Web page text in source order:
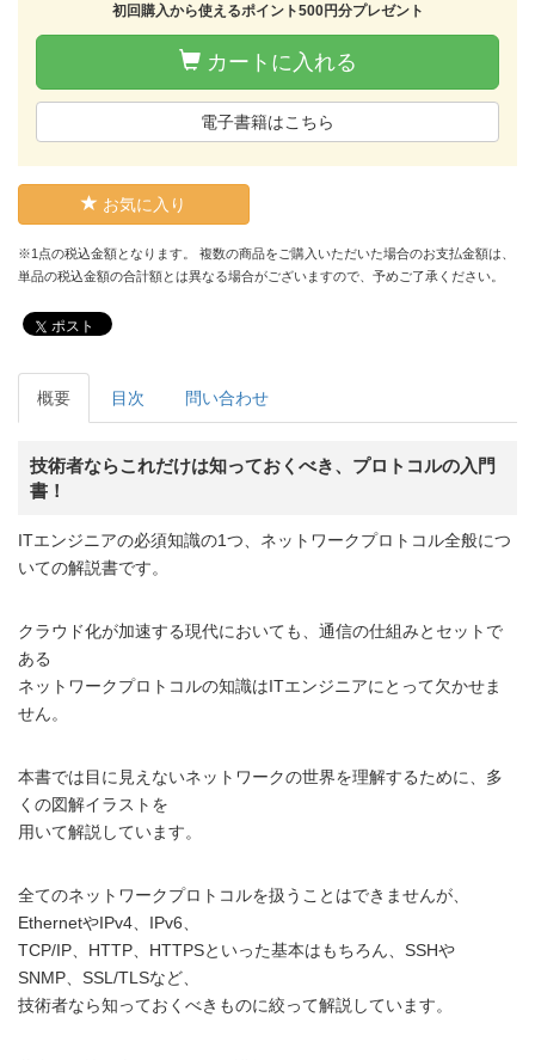
初回購入から使えるポイント500円分プレゼント
カートに入れる
電子書籍はこちら
お気に入り
※1点の税込金額となります。 複数の商品をご購入いただいた場合のお支払金額は、
単品の税込金額の合計額とは異なる場合がございますので、予めご了承ください。
ポスト
概要 目次 問い合わせ
技術者ならこれだけは知っておくべき、プロトコルの入門
書！
ITエンジニアの必須知識の1つ、ネットワークプロトコル全般につ
いての解説書です。
クラウド化が加速する現代においても、通信の仕組みとセットで
ある
ネットワークプロトコルの知識はITエンジニアにとって欠かせま
せん。
本書では目に見えないネットワークの世界を理解するために、多
くの図解イラストを
用いて解説しています。
全てのネットワークプロトコルを扱うことはできませんが、
EthernetやIPv4、IPv6、
TCP/IP、HTTP、HTTPSといった基本はもちろん、SSHや
SNMP、SSL/TLSなど、
技術者なら知っておくべきものに絞って解説しています。